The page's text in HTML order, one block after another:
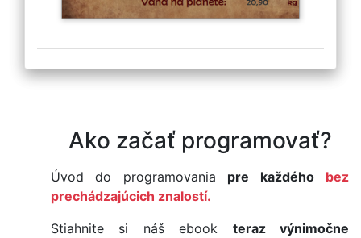
Ako začať programovať?
Úvod do programovania pre každého
bez
prechádzajúcich znalostí.
Stiahnite si náš ebook teraz výnimočne